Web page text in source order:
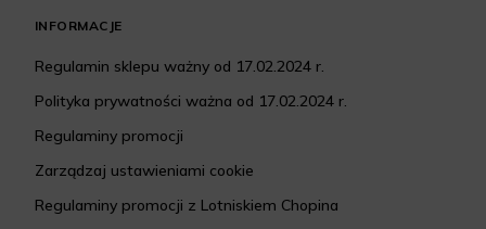
INFORMACJE
Regulamin sklepu ważny od 17.02.2024 r.
Polityka prywatności ważna od 17.02.2024 r.
Regulaminy promocji
Zarządzaj ustawieniami cookie
Regulaminy promocji z Lotniskiem Chopina